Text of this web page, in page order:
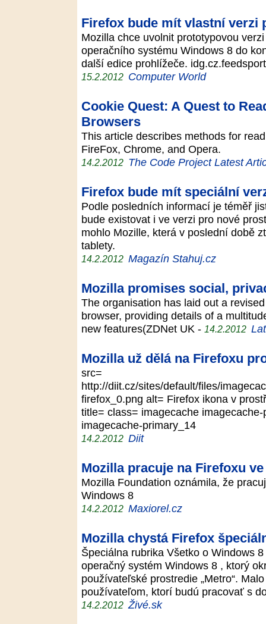
Firefox bude mít vlastní verzi
Mozilla chce uvolnit prototypovou
operačního systému Windows 8 do
další edice prohlížeče.
15.2.2012 Computer World
Cookie Quest: A Quest to
Browsers
This article describes methods for
FireFox, Chrome, and Opera.
14.2.2012 The Code Project Latest
Firefox bude mít speciální
Podle posledních informací je téměř
bude existovat i ve verzi pro nové
mohlo Mozille, která v poslední době
tablety.
14.2.2012 Magazín Stahuj.cz
Mozilla promises social,
The organisation has laid out a
browser, providing details of a
new features(ZDNet UK - 14.2.2012
Mozilla už dělá na Firefoxu
src=
http://diit.cz/sites/default/files/
firefox_0.png alt= Firefox ikona v
title= class= imagecache
imagecache-primary_14
14.2.2012 Diit
Mozilla pracuje na Firefoxu
Mozilla Foundation oznámila, že
Windows 8
14.2.2012 Maxiorel.cz
Mozilla chystá Firefox
Špeciálna rubrika Všetko o Windows
operačný systém Windows 8 , ktorý
používateľské prostredie „Metro“.
používateľom, ktorí budú pracovať s
14.2.2012 Živé.sk